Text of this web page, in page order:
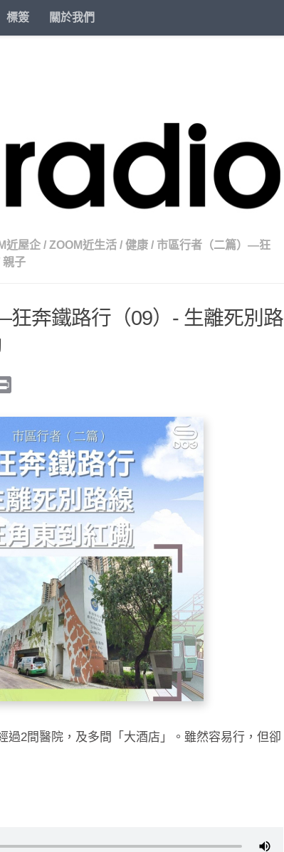
標簽 關於我們
近屋企 / ZOOM近生活 / 健康 / 市區行者（二篇）—狂
親子
奔鐵路行（09）- 生離死別路
過2間醫院，及多間「大酒店」。雖然容易行，但卻